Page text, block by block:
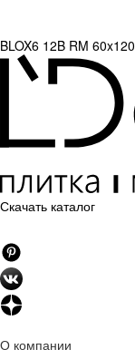
BLOX6 12B RM 60x120
Скачать каталог
О компании